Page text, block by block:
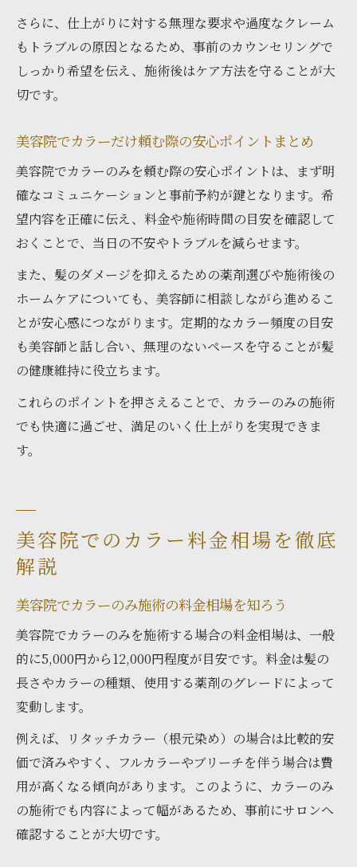
さらに、仕上がりに対する無理な要求や過度なクレーム
もトラブルの原因となるため、事前のカウンセリングで
しっかり希望を伝え、施術後はケア方法を守ることが大
切です。
美容院でカラーだけ頼む際の安心ポイントまとめ
美容院でカラーのみを頼む際の安心ポイントは、まず明
確なコミュニケーションと事前予約が鍵となります。希
望内容を正確に伝え、料金や施術時間の目安を確認して
おくことで、当日の不安やトラブルを減らせます。
また、髪のダメージを抑えるための薬剤選びや施術後の
ホームケアについても、美容師に相談しながら進めるこ
とが安心感につながります。定期的なカラー頻度の目安
も美容師と話し合い、無理のないペースを守ることが髪
の健康維持に役立ちます。
これらのポイントを押さえることで、カラーのみの施術
でも快適に過ごせ、満足のいく仕上がりを実現できま
す。
美容院でのカラー料金相場を徹底
解説
美容院でカラーのみ施術の料金相場を知ろう
美容院でカラーのみを施術する場合の料金相場は、一般
的に5,000円から12,000円程度が目安です。料金は髪の
長さやカラーの種類、使用する薬剤のグレードによって
変動します。
例えば、リタッチカラー（根元染め）の場合は比較的安
価で済みやすく、フルカラーやブリーチを伴う場合は費
用が高くなる傾向があります。このように、カラーのみ
の施術でも内容によって幅があるため、事前にサロンへ
確認することが大切です。